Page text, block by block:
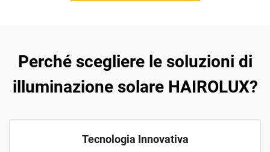
Perché scegliere le soluzioni di
illuminazione solare HAIROLUX?
Tecnologia Innovativa